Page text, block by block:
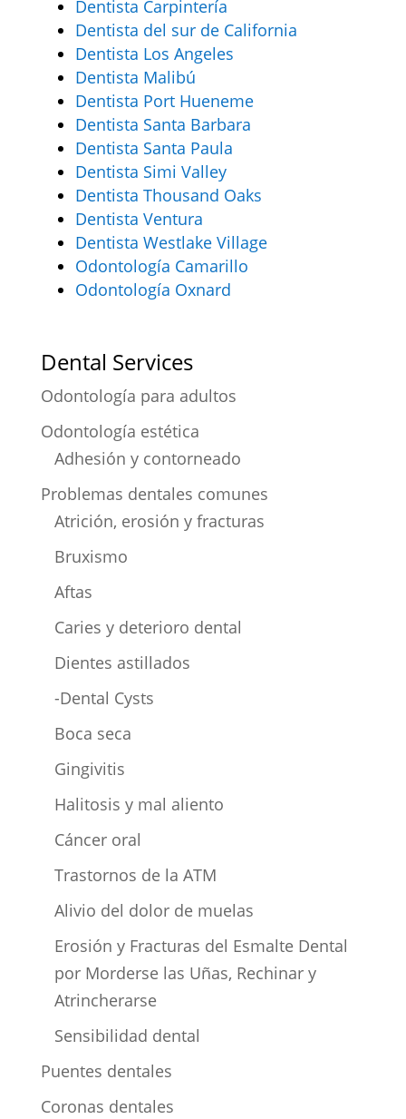
Dentista Carpintería
Dentista del sur de California
Dentista Los Angeles
Dentista Malibú
Dentista Port Hueneme
Dentista Santa Barbara
Dentista Santa Paula
Dentista Simi Valley
Dentista Thousand Oaks
Dentista Ventura
Dentista Westlake Village
Odontología Camarillo
Odontología Oxnard
Dental Services
Odontología para adultos
Odontología estética
Adhesión y contorneado
Problemas dentales comunes
Atrición, erosión y fracturas
Bruxismo
Aftas
Caries y deterioro dental
Dientes astillados
-Dental Cysts
Boca seca
Gingivitis
Halitosis y mal aliento
Cáncer oral
Trastornos de la ATM
Alivio del dolor de muelas
Erosión y Fracturas del Esmalte Dental
por Morderse las Uñas, Rechinar y
Atrincherarse
Sensibilidad dental
Puentes dentales
Coronas dentales